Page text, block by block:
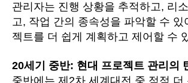
관리자는 진행 상황을 추적하고, 리
고, 작업 간의 종속성을 파악할 수 있
젝트를 더 쉽게 계획하고 제어할 수
20세기 중반: 현대 프로젝트 관리의
중반에는 제2차 세계대전 중 점점 더